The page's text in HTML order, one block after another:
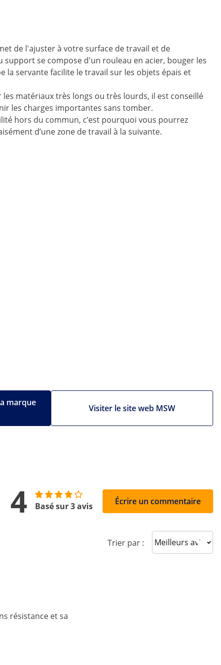
de l'ajuster à votre surface de travail et de
support se compose d'un rouleau en acier, bouger les
servante facilite le travail sur les objets épais et
matériaux très longs ou très lourds, il est conseillé
les charges importantes sans tomber.
hors du commun, c’est pourquoi vous pourrez
d’une zone de travail à la suivante.
Visiter le site web MSW
marque
4 Basé sur 3 avis Écrire un commentaire
Trier par : Sort reviews
résistance et sa